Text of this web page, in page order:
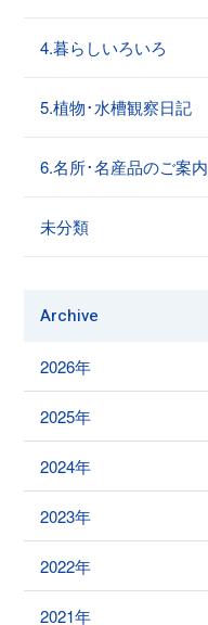
4.暮らしいろいろ
5.植物･水槽観察日記
6.名所･名産品のご案内
未分類
Archive
2026年
2025年
2024年
2023年
2022年
2021年